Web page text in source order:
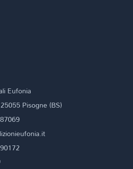
Eufonia
Pisogne (BS)